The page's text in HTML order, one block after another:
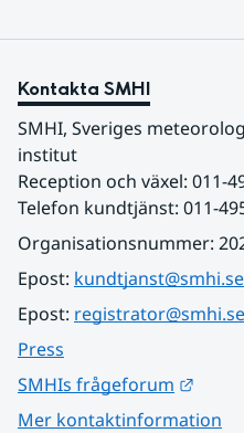
Kontakta SMHI
SMHI, Sveriges
institut
Reception och växel: 011-
Telefon kundtjänst: 011-
Organisationsnummer:
Epost: kundtjanst@smhi.se
Epost: registrator@smhi.se
Press
SMHIs frågeforum
Mer kontaktinformation